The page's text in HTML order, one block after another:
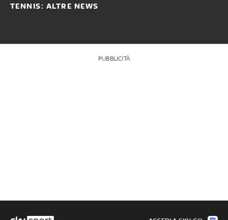
TENNIS: ALTRE NEWS
PUBBLICITÀ